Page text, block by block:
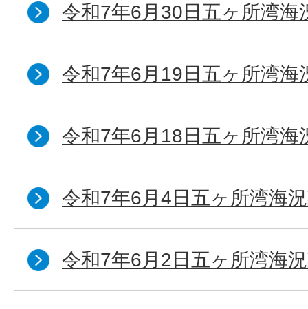
令和7年6月30日五ヶ所湾海
令和7年6月19日五ヶ所湾海
令和7年6月18日五ヶ所湾海
令和7年6月4日五ヶ所湾海
令和7年6月2日五ヶ所湾海